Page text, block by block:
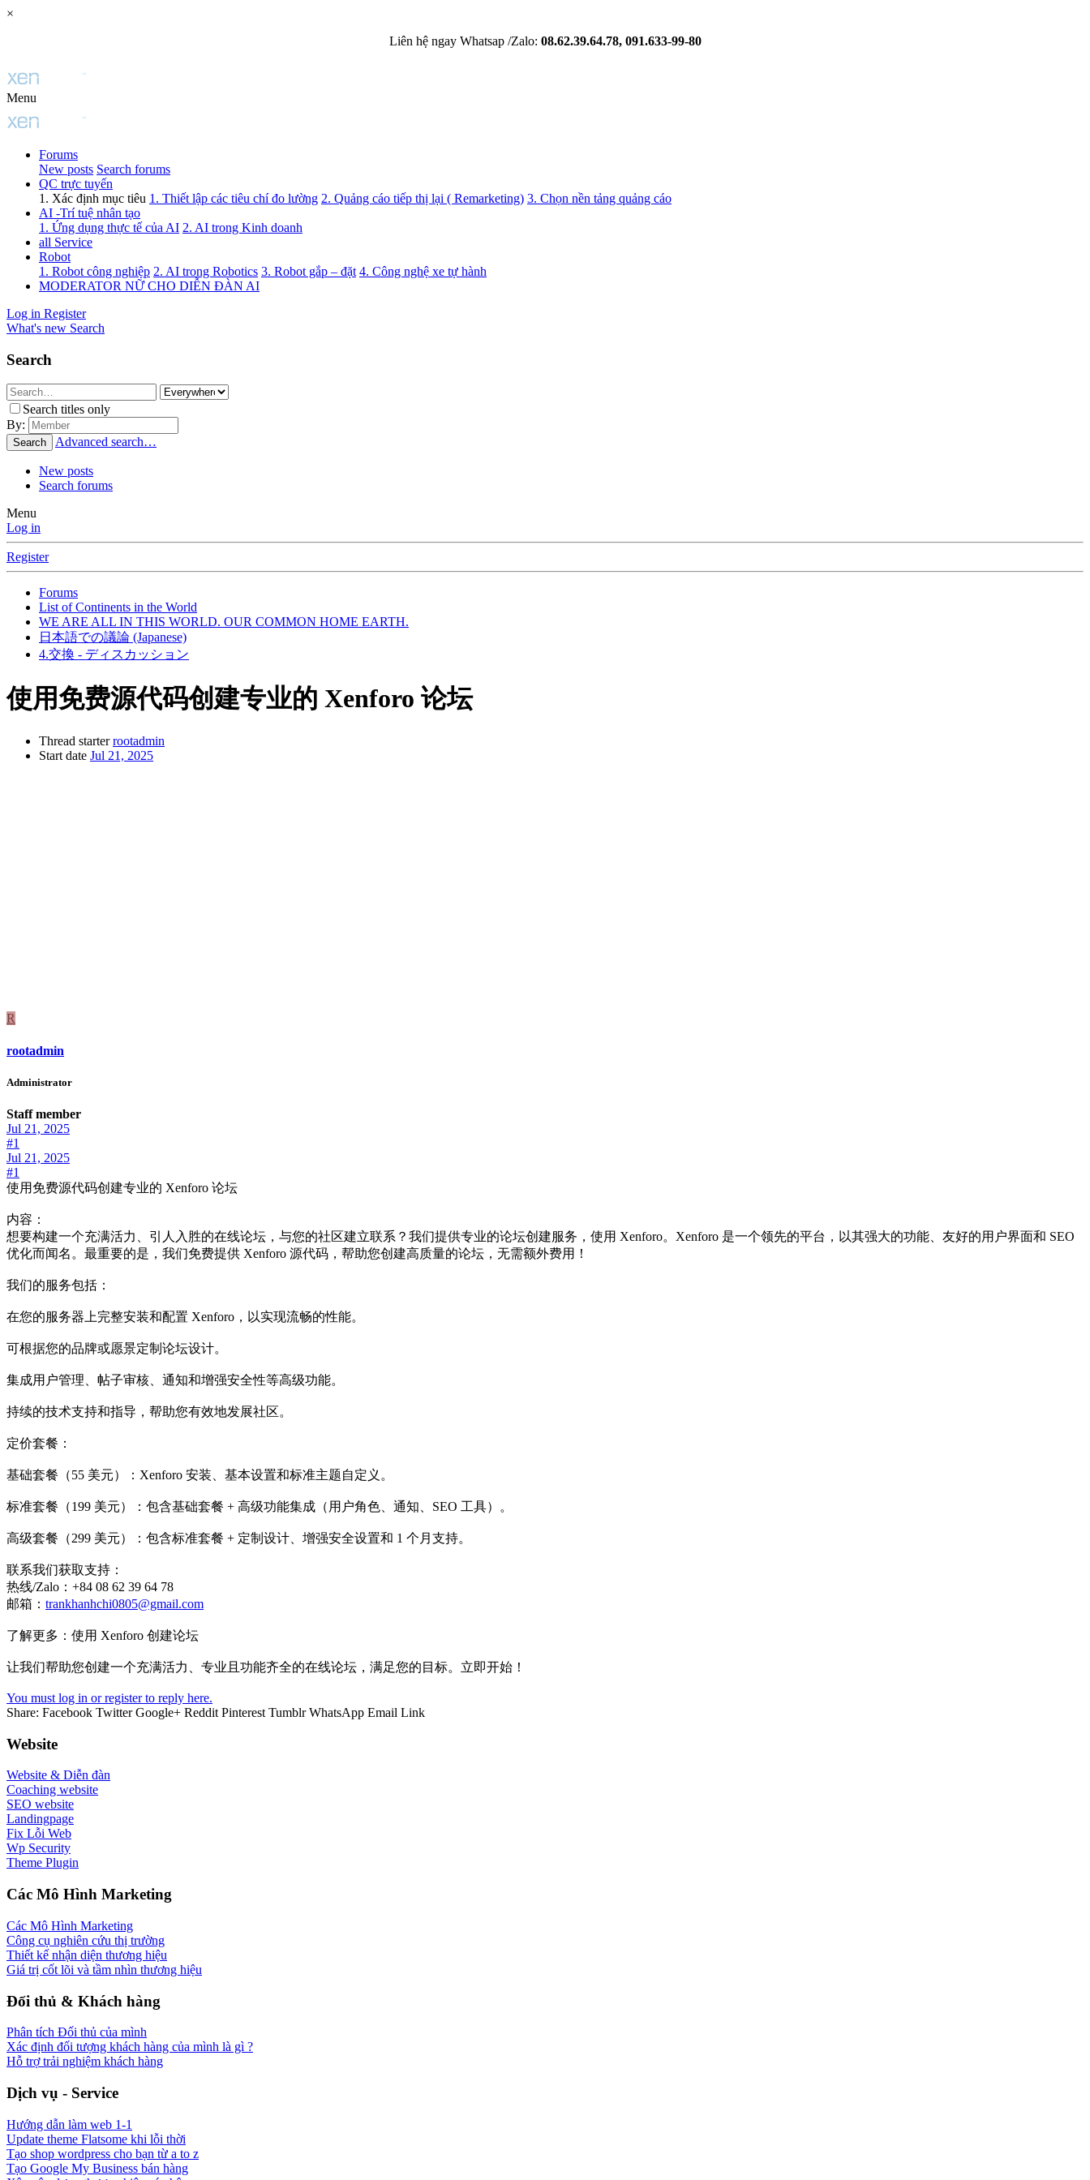
×
Liên hệ ngay Whatsap /Zalo: 08.62.39.64.78, 091.633-99-80
Menu
Forums
New posts Search forums
QC trực tuyến
1. Xác định mục tiêu 1. Thiết lập các tiêu chí đo lường 2. Quảng cáo tiếp thị lại ( Remarketing) 3. Chọn nền tảng quảng cáo
AI -Trí tuệ nhân tạo
1. Ứng dụng thực tế của AI 2. AI trong Kinh doanh
all Service
Robot
1. Robot công nghiệp 2. AI trong Robotics 3. Robot gắp – đặt 4. Công nghệ xe tự hành
MODERATOR NỮ CHO DIỄN ĐÀN AI
Log in Register
What's new Search
Search
Search titles only
By:
Search Advanced search…
New posts
Search forums
Menu
Log in
Register
Forums
List of Continents in the World
WE ARE ALL IN THIS WORLD. OUR COMMON HOME EARTH.
日本語での議論 (Japanese)
4.交換 - ディスカッション
使用免费源代码创建专业的 Xenforo 论坛
Thread starter rootadmin
Start date Jul 21, 2025
R
rootadmin
Administrator
Staff member
Jul 21, 2025
#1
Jul 21, 2025
#1
使用免费源代码创建专业的 Xenforo 论坛
内容：
想要构建一个充满活力、引人入胜的在线论坛，与您的社区建立联系？我们提供专业的论坛创建服务，使用 Xenforo。Xenforo 是一个领先的平台，以其强大的功能、友好的用户界面和 SEO
优化而闻名。最重要的是，我们免费提供 Xenforo 源代码，帮助您创建高质量的论坛，无需额外费用！
我们的服务包括：
在您的服务器上完整安装和配置 Xenforo，以实现流畅的性能。
可根据您的品牌或愿景定制论坛设计。
集成用户管理、帖子审核、通知和增强安全性等高级功能。
持续的技术支持和指导，帮助您有效地发展社区。
定价套餐：
基础套餐（55 美元）：Xenforo 安装、基本设置和标准主题自定义。
标准套餐（199 美元）：包含基础套餐 + 高级功能集成（用户角色、通知、SEO 工具）。
高级套餐（299 美元）：包含标准套餐 + 定制设计、增强安全设置和 1 个月支持。
联系我们获取支持：
热线/Zalo：+84 08 62 39 64 78
邮箱： trankhanhchi0805@gmail.com
了解更多：使用 Xenforo 创建论坛
让我们帮助您创建一个充满活力、专业且功能齐全的在线论坛，满足您的目标。立即开始！
You must log in or register to reply here.
Share: Facebook Twitter Google+ Reddit Pinterest Tumblr WhatsApp Email Link
Website
Website & Diễn đàn
Coaching website
SEO website
Landingpage
Fix Lỗi Web
Wp Security
Theme Plugin
Các Mô Hình Marketing
Các Mô Hình Marketing
Công cụ nghiên cứu thị trường
Thiết kế nhận diện thương hiệu
Giá trị cốt lõi và tầm nhìn thương hiệu
Đối thủ & Khách hàng
Phân tích Đối thủ của mình
Xác định đối tượng khách hàng của mình là gì ?
Hỗ trợ trải nghiệm khách hàng
Dịch vụ - Service
Hướng dẫn làm web 1-1
Update theme Flatsome khi lỗi thời
Tạo shop wordpress cho bạn từ a to z
Tạo Google My Business bán hàng